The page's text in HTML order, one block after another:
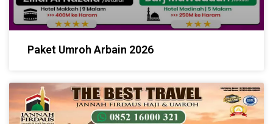
Paket Umroh Arbain 2026